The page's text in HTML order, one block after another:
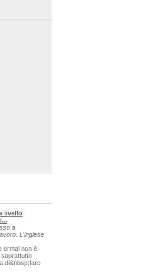
livello
a
L'inglese
ormai non è
soprattutto
di&nbsp;fare